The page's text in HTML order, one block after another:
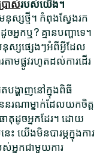
រាស់របស់យើង។
ស្សថ្មី។ កំពុងស្វែងរក
នកឬ? គ្មានបញ្ហាទេ។
ស្សផ្សេងៗអំពីអ្វីដែល
តាមផ្លូវរហូតដល់ការដើរ
តបង្ហាញនៅក្នុងពិធី
រណាម្នាក់ដែលយកចិត្ត
ាតុដូចអ្នកដែរ។ ដោយ
យើងមិនបារម្ភក្នុងការ
អ្នកជាមួយការ